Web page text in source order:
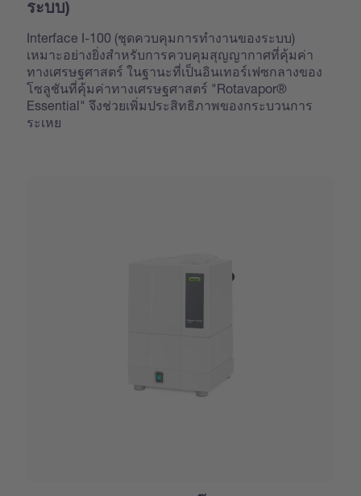
ระบบ)
Interface I-100 (ชุดควบคุมการทำงานของระบบ)
เหมาะอย่างยิ่งสำหรับการควบคุมสุญญากาศที่คุ้มค่า
ทางเศรษฐศาสตร์ ในฐานะที่เป็นอินเทอร์เฟซกลางของ
โซลูชันที่คุ้มค่าทางเศรษฐศาสตร์ "Rotavapor®
Essential" จึงช่วยเพิ่มประสิทธิภาพของกระบวนการ
ระเหย